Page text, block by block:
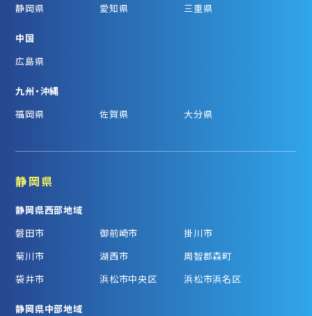
静岡県
愛知県 三重県
中国
広島県
九州・沖縄
福岡県
佐賀県 大分県
静岡県
静岡県西部地域
磐田市
御前崎市
掛川市
菊川市
湖西市
周智郡森町
袋井市
浜松市中央区 浜松市浜名区
静岡県中部地域